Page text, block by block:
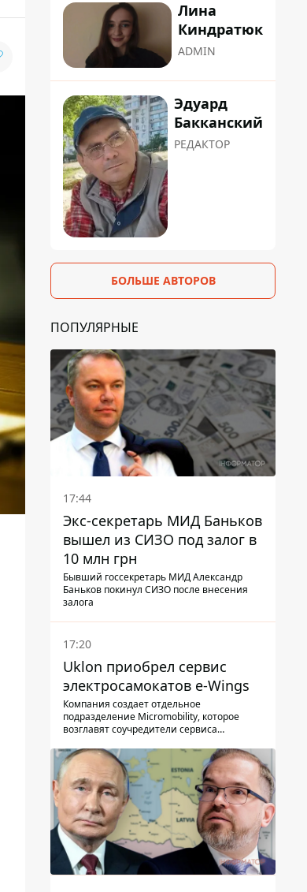
Лина
Киндратюк
ADMIN
Эдуард
Бакканский
РЕДАКТОР
БОЛЬШЕ АВТОРОВ
ПОПУЛЯРНЫЕ
17:44
Экс-секретарь МИД Баньков
вышел из СИЗО под залог в
10 млн грн
Бывший госсекретарь МИД Александр
Баньков покинул СИЗО после внесения
залога
17:20
Uklon приобрел сервис
электросамокатов e-Wings
Компания создает отдельное
подразделение Micromobility, которое
возглавят соучредители сервиса